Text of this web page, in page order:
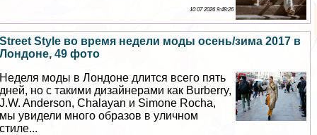
10 07 2026 9:48:26
Street Style во время недели моды осень/зима 2017 в
Лондоне, 49 фото
Неделя моды в Лондоне длится всего пять
дней, но с такими дизайнерами как Burberry,
J.W. Anderson, Chalayan и Simone Rocha,
мы увидели много образов в уличном
стиле...